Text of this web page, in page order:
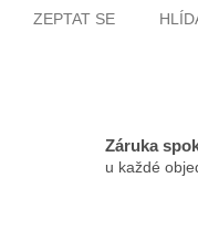
ZEPTAT SE
Záruka
u každé